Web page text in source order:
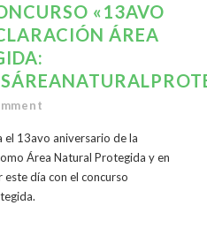
«13AVO
ÁREA
el 13avo aniversario de la
Área Natural Protegida y en
este día con el concurso